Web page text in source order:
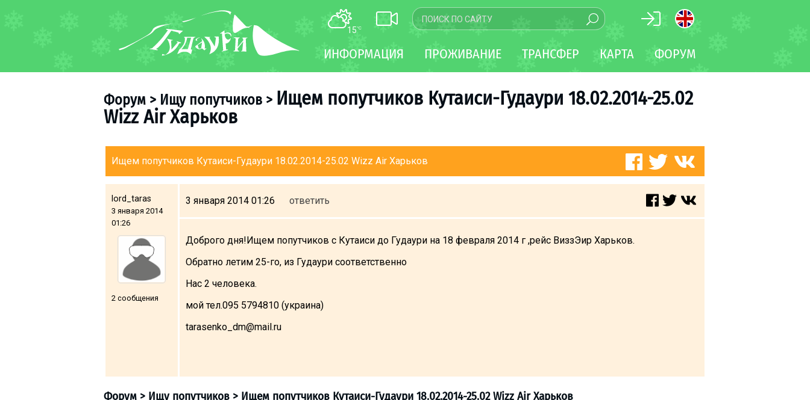
15°C
ИНФОРМАЦИЯ ПРОЖИВАНИЕ ТРАНСФЕР КАРТА ФОРУМ
Форум > Ищу попутчиков > Ищем попутчиков Кутаиси-Гудаури 18.02.2014-25.02
Wizz Air Харьков
Ищем попутчиков Кутаиси-Гудаури 18.02.2014-25.02 Wizz Air Харьков
lord_taras
3 января 2014
01:26
2 сообщения
3 января 2014 01:26 ответить
Доброго дня!Ищем попутчиков с Кутаиси до Гудаури на 18 февраля 2014 г ,рейс ВиззЭир Харьков.
Обратно летим 25-го, из Гудаури соответственно
Нас 2 человека.
мой тел.095 5794810 (украина)
tarasenko_dm@mail.ru
ТРАНСФЕР
Инструкторы
Дети в Гудаури
Календарь событий
Телеграм-канал
Гудаури
INFO